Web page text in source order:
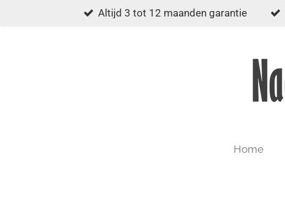
Altijd 3 tot 12 maanden garantie
Home